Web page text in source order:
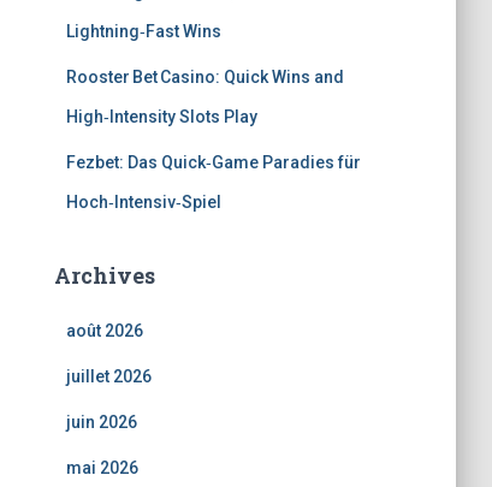
Lightning‑Fast Wins
Rooster Bet Casino: Quick Wins and
High‑Intensity Slots Play
Fezbet: Das Quick‑Game Paradies für
Hoch‑Intensiv‑Spiel
Archives
août 2026
juillet 2026
juin 2026
mai 2026